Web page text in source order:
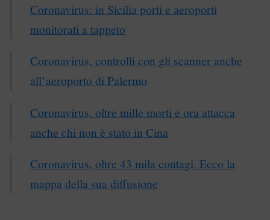
Coronavirus: in Sicilia porti e aeroporti
monitorati a tappeto
Coronavirus, controlli con gli scanner anche
all’aeroporto di Palermo
Coronavirus, oltre mille morti e ora attacca
anche chi non è stato in Cina
Coronavirus, oltre 43 mila contagi. Ecco la
mappa della sua diffusione